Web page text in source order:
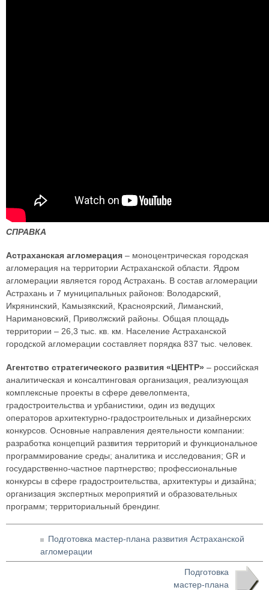
СПРАВКА
Астраханская агломерация – моноцентрическая городская
агломерация на территории Астраханской области. Ядром
агломерации является город Астрахань. В состав агломерации
Астрахань и 7 муниципальных районов: Володарский,
Икрянинский, Камызякский, Красноярский, Лиманский,
Наримановский, Приволжский районы. Общая площадь
территории – 26,3 тыс. кв. км. Население Астраханской
городской агломерации составляет порядка 837 тыс. человек.
Агентство стратегического развития «ЦЕНТР» – российская
аналитическая и консалтинговая организация, реализующая
комплексные проекты в сфере девелопмента,
градостроительства и урбанистики, один из ведущих
операторов архитектурно-градостроительных и дизайнерских
конкурсов. Основные направления деятельности компании:
разработка концепций развития территорий и функциональное
программирование среды; аналитика и исследования; GR и
государственно-частное партнерство; профессиональные
конкурсы в сфере градостроительства, архитектуры и дизайна;
организация экспертных мероприятий и образовательных
программ; территориальный брендинг.
Подготовка мастер-плана развития Астраханской
агломерации
Подготовка
мастер-плана